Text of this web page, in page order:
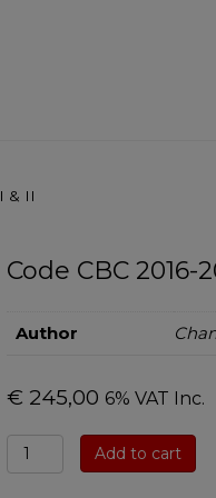
& II
Code CBC 2016-
Author
€ 245,00 6% VAT Inc.
Code
CBC
Add to cart